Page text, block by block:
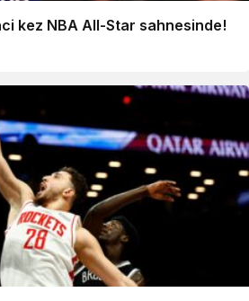
kez NBA All-Star sahnesinde!